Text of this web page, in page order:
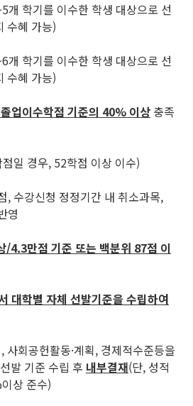
개 학기를 이수한 학생 대상으로 선
수혜 가능)
개 학기를 이수한 학생 대상으로 선
수혜 가능)
업이수학점 기준의 40% 이상 충족
일 경우, 52학점 이상 이수)
, 수강신청 정정기간 내 취소과목,
영
/4.3만점 기준 또는 백분위 87점 이
대학별 자체 선발기준을 수립하여
회공헌활동·계획, 경제적수준등을
발 기준 수립 후 내부결재(단, 성적
상 준수)